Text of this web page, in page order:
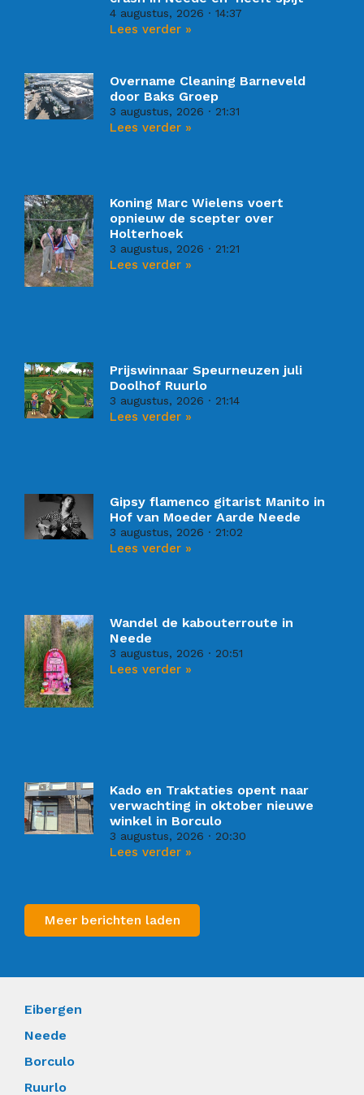
4 augustus, 2026 14:37
Lees verder »
Overname Cleaning Barneveld
door Baks Groep
3 augustus, 2026 21:31
Lees verder »
Koning Marc Wielens voert
opnieuw de scepter over
Holterhoek
3 augustus, 2026 21:21
Lees verder »
Prijswinnaar Speurneuzen juli
Doolhof Ruurlo
3 augustus, 2026 21:14
Lees verder »
Gipsy flamenco gitarist Manito in
Hof van Moeder Aarde Neede
3 augustus, 2026 21:02
Lees verder »
Wandel de kabouterroute in
Neede
3 augustus, 2026 20:51
Lees verder »
Kado en Traktaties opent naar
verwachting in oktober nieuwe
winkel in Borculo
3 augustus, 2026 20:30
Lees verder »
Meer berichten laden
Eibergen
Neede
Borculo
Ruurlo